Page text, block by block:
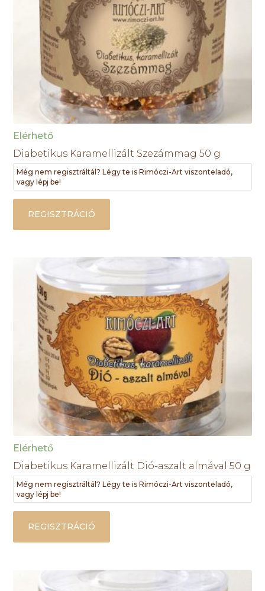
Elérhető
Diabetikus Karamellizált Szezámmag 50 g
Még nem regisztráltál? Légy te is Rimóczi-Art viszonteladó,
vagy lépj be!
REGISZTRÁCIÓ
Elérhető
Diabetikus Karamellizált Dió-aszalt almával 50 g
Még nem regisztráltál? Légy te is Rimóczi-Art viszonteladó,
vagy lépj be!
REGISZTRÁCIÓ